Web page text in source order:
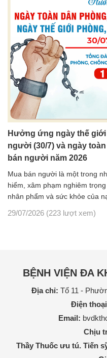
Hưởng ứng ngày thế
người (30/7) và ngày
bán người năm 2026
Mua bán người là một trong
hiểm, xâm phạm nghiêm
nhân phẩm và sức khỏe của
29/07/2026 (223 lượt xem)
BỆNH VIỆN ĐA
Địa chỉ: Tổ 11 -
Điện
Email:
Chịu trách
Thầy Thuốc ưu tú. Tiến